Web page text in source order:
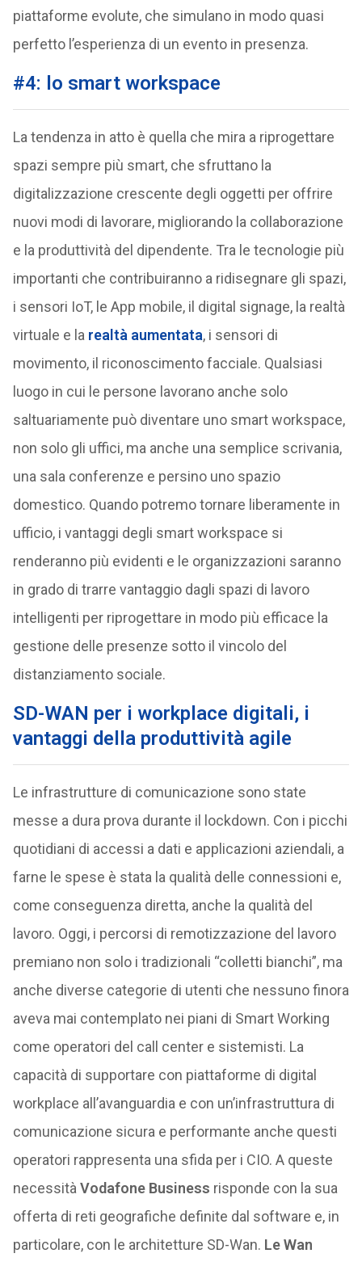
piattaforme evolute, che simulano in modo quasi
perfetto l’esperienza di un evento in presenza.
#4: lo smart workspace
La tendenza in atto è quella che mira a riprogettare
spazi sempre più smart, che sfruttano la
digitalizzazione crescente degli oggetti per offrire
nuovi modi di lavorare, migliorando la collaborazione
e la produttività del dipendente. Tra le tecnologie più
importanti che contribuiranno a ridisegnare gli spazi,
i sensori IoT, le App mobile, il digital signage, la realtà
virtuale e la realtà aumentata, i sensori di
movimento, il riconoscimento facciale. Qualsiasi
luogo in cui le persone lavorano anche solo
saltuariamente può diventare uno smart workspace,
non solo gli uffici, ma anche una semplice scrivania,
una sala conferenze e persino uno spazio
domestico. Quando potremo tornare liberamente in
ufficio, i vantaggi degli smart workspace si
renderanno più evidenti e le organizzazioni saranno
in grado di trarre vantaggio dagli spazi di lavoro
intelligenti per riprogettare in modo più efficace la
gestione delle presenze sotto il vincolo del
distanziamento sociale.
SD-WAN per i workplace digitali, i
vantaggi della produttività agile
Le infrastrutture di comunicazione sono state
messe a dura prova durante il lockdown. Con i picchi
quotidiani di accessi a dati e applicazioni aziendali, a
farne le spese è stata la qualità delle connessioni e,
come conseguenza diretta, anche la qualità del
lavoro. Oggi, i percorsi di remotizzazione del lavoro
premiano non solo i tradizionali “colletti bianchi”, ma
anche diverse categorie di utenti che nessuno finora
aveva mai contemplato nei piani di Smart Working
come operatori del call center e sistemisti. La
capacità di supportare con piattaforme di digital
workplace all’avanguardia e con un’infrastruttura di
comunicazione sicura e performante anche questi
operatori rappresenta una sfida per i CIO. A queste
necessità Vodafone Business risponde con la sua
offerta di reti geografiche definite dal software e, in
particolare, con le architetture SD-Wan. Le Wan